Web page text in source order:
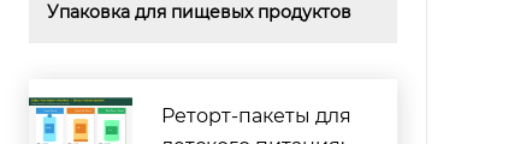
Упаковка для пищевых продуктов
Реторт-пакеты для